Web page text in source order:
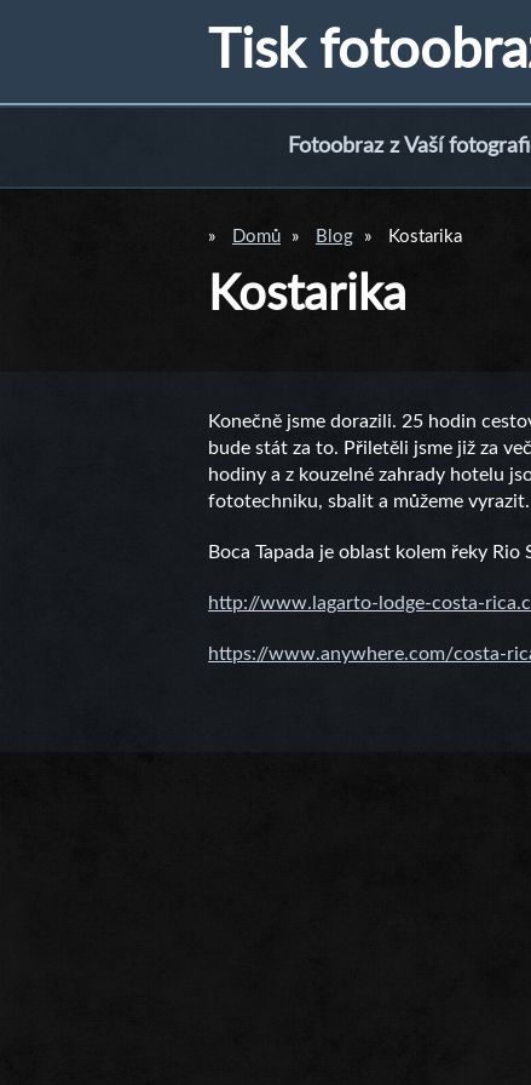
Tisk
Fotoobraz z Vaší
Domů Blog Kostarika
Kostarika
Konečně jsme dorazili. 25 hodin
bude stát za to. Přiletěli jsme již za
hodiny a z kouzelné zahrady hotelu
fototechniku, sbalit a můžeme
Boca Tapada je oblast kolem řeky Rio
http://www.lagarto-lodge-costa-
https://www.anywhere.com/costa-